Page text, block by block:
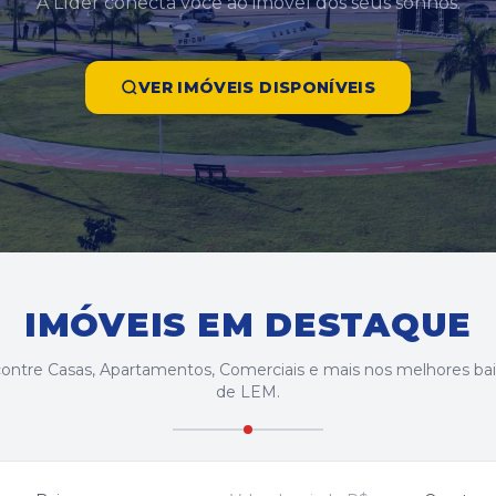
VER IMÓVEIS DISPONÍVEIS
IMÓVEIS EM DESTAQUE
Casas, Apartamentos, Comerciais e mais nos melhores
de LEM.